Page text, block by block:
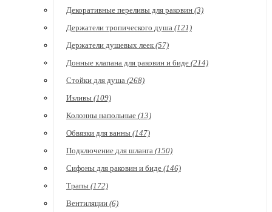
Декоративные переливы для раковин (3)
Держатели тропического душа (121)
Держатели душевых леек (57)
Донные клапана для раковин и биде (214)
Стойки для душа (268)
Изливы (109)
Колонны напольные (13)
Обвязки для ванны (147)
Подключение для шланга (150)
Сифоны для раковин и биде (146)
Трапы (172)
Вентиляции (6)